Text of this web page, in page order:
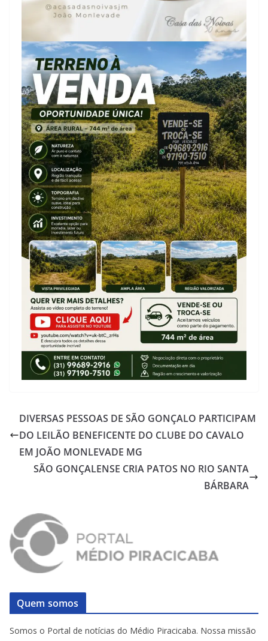
DIVERSAS PESSOAS DE SÃO GONÇALO PARTICIPAM
DO LEILÃO BENEFICENTE DO CLUBE DO CAVALO
EM JOÃO MONLEVADE MG
SÃO GONÇALENSE CRIA PATOS NO RIO SANTA
BÁRBARA
Quem somos
Somos o Portal de notícias do Médio Piracicaba. Nossa missão